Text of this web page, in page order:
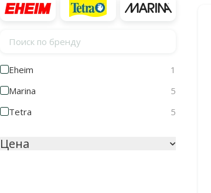
Поиск по бренду
Eheim
1
Marina
5
Tetra
5
Цена